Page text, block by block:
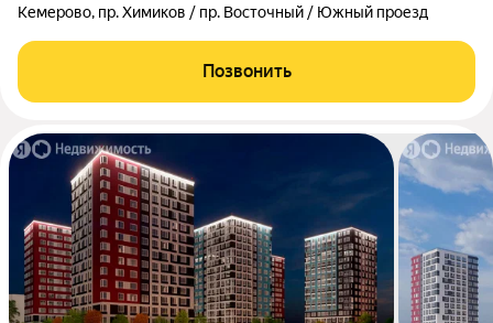
Кемерово, пр. Химиков / пр. Восточный / Южный проезд
Позвонить